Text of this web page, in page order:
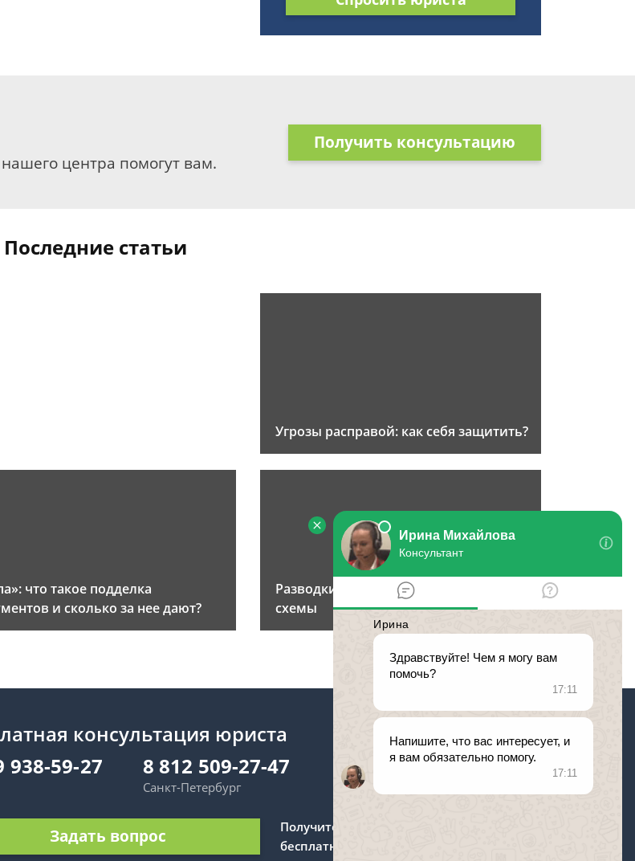
центра помогут вам.
Получить консультацию
Последние статьи
Угрозы расправой: как себя защитить?
что такое подделка
и сколько за нее дают?
Разводки по телефону: 4 популярные
схемы
консультация юриста
938-59-27
8 812 509-27-47
Санкт-Петербург
Задать вопрос
Получите консультацию
бесплатно